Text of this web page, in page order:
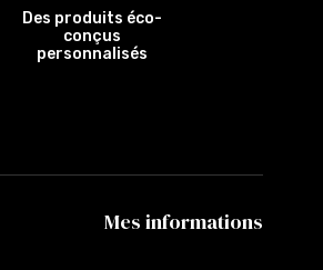
Des produits éco-
conçus
personnalisés
Mes informations